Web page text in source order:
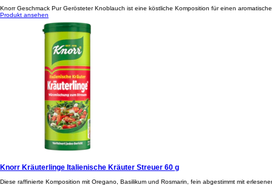
Knorr Geschmack Pur Gerösteter Knoblauch ist eine köstliche Komposition für einen
Produkt ansehen
Knorr Kräuterlinge Italienische Kräuter Streuer 60 g
Diese raffinierte Komposition mit Oregano, Basilikum und Rosmarin, fein abgestimmt mit